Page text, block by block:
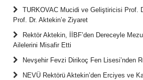
TURKOVAC Mucidi ve Geliştiricisi Prof.
Prof. Dr. Aktekin’e Ziyaret
Rektör Aktekin, İİBF’den Dereceyle
Ailelerini Misafir Etti
Nevşehir Fevzi Dirikoç Fen Lisesi’nden
NEVÜ Rektörü Aktekin’den Erciyes ve